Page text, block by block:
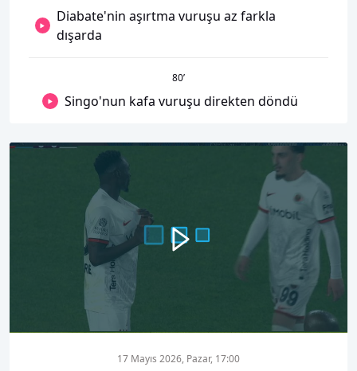
Diabate'nin aşırtma vuruşu az farkla
dışarda
80’
Singo'nun kafa vuruşu direkten döndü
01:10
17 Mayıs 2026, Pazar, 17:00